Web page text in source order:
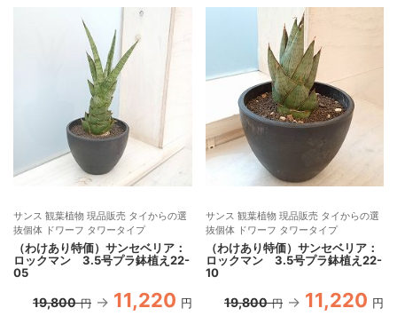
サンス 観葉植物 現品販売 タイからの選
抜個体 ドワーフ タワータイプ
（わけあり特価）サンセベリア：
ロックマン 3.5号プラ鉢植え22-
05
19,800 円 11,220 円
サンス 観葉植物 現品販売 タイからの選
抜個体 ドワーフ タワータイプ
（わけあり特価）サンセベリア：
ロックマン 3.5号プラ鉢植え22-
10
19,800 円 11,220 円